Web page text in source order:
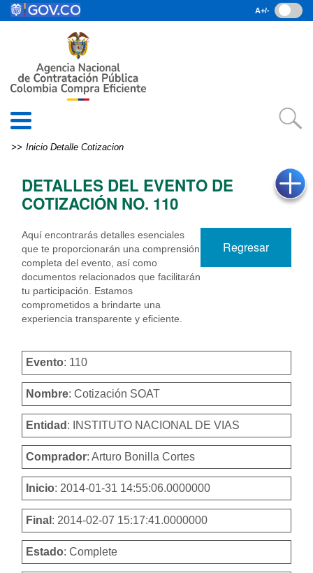
Pasar al contenido principal
• Consulta RUES
• Preguntas Frecuentes
search
A+/-
Inicio Detalle Cotizacion
DETALLES DEL EVENTO DE
COTIZACIÓN NO. 110
Aquí encontrarás detalles esenciales
que te proporcionarán una comprensión
completa del evento, así como
documentos relacionados que facilitarán
tu participación. Estamos
comprometidos a brindarte una
experiencia transparente y eficiente.
Regresar
Evento: 110
Nombre: Cotización SOAT
Entidad : INSTITUTO NACIONAL DE VIAS
Comprador: Arturo Bonilla Cortes
Inicio: 2014-01-31 14:55:06.0000000
Final : 2014-02-07 15:17:41.0000000
Estado: Complete